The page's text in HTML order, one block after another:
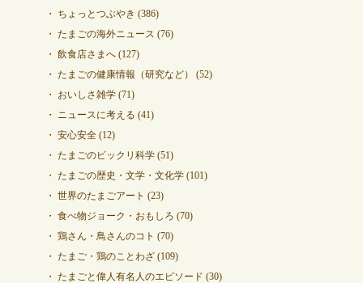
ちょっとつぶやき (386)
たまごの海外ニュース (76)
飲食店さまへ(127)
たまごの健康情報（研究など）
(52)
おいしさ雑学(71)
ニュースに考える (41)
安心安全(12)
たまごのビックリ科学(51)
たまごの歴史・文学・文化学(101)
世界のたまごアート (23)
食べ物ジョーク・おもしろ (70)
鶏さん・鳥さんのコト (70)
たまご・鶏のことわざ(109)
たまごと偉人有名人のエピソード (30)